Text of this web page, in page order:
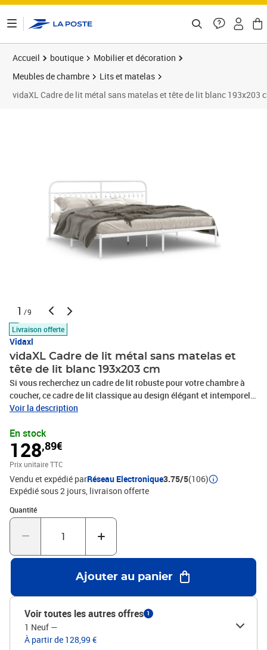
Accueil boutique
Mobilier et décoration
Meubles de chambre
Lits et matelas
vidaXL Cadre de lit métal sans matelas et tête de lit blanc 193x203
1 /9
Livraison offerte
Vidaxl
vidaXL Cadre de lit métal sans matelas et
tête de lit blanc 193x203 cm
Si vous recherchez un cadre de lit robuste pour votre chambre à
coucher, ce cadre de lit classique au design élégant et intemporel
est le choix parfait pour vous ! Cadre stable et durable : l'acier est
éventail d'applications, de la fabrication de meubles à la
construction.Lattes et pieds en métal : le cadre de lit en métal est
équipé de lattes en métal et de pieds centraux pour offrir à votre
matelas le soutien et la respirabilité dont il a tant besoin.Espace
de rangement supplémentaire : pour votre confort, le lit d'appoint
dispose également d'un espace supplémentaire en dessous pour
ranger vos boîtes de rangement à l'abri des regards.Excellent
soutien : la tête de lit du sommier vous offre un excellent soutien
du dos lorsque vous vous asseyez dans votre lit pour lire ou
avec ce lit. Nous offrons une sélection variée de matelas. Vous
pouvez consulter notre boutique pour trouver un matelas
assorti.Couleur : blancMatériau : acierDimensions totales du lit :
207 x 198 x 100 cm (L x l x H)Hauteur libre sous le lit : 30
cmDimensions du matelas correspondant : 193 x 203 cm (l x L)
(matelas non inclus)Assemblage requis : oui
Voir la description
En stock
128,89€
Prix unitaire TTC
Vendu et expédié parRéseau Electronique3.75/5(106)
Expédié sous 2 jours livraison offerte
Quantité
Quantité : 1
Ajouter au panier
Voir toutes les autres offres 1
1 Neuf —
À partir de 128,99 €